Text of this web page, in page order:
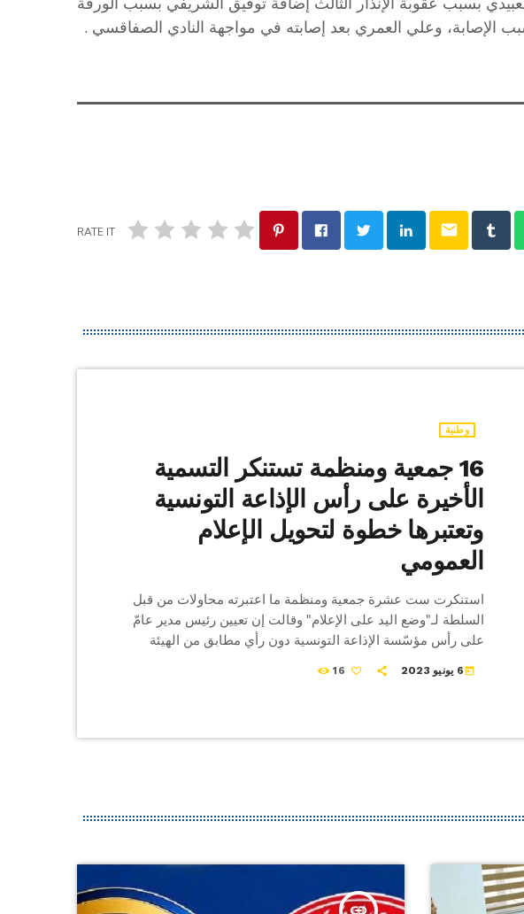
الإصابة، وعلي العمري بعد إصابته في مواجهة النادي الصفاقسي .
email
RATE IT
وطنية
16 جمعية ومنظمة تستنكر التسمية
الأخيرة على رأس الإذاعة التونسية
وتعتبرها خطوة لتحويل الإعلام
العمومي
استنكرت ست عشرة جمعية ومنظمة ما اعتبرته محاولات من قبل
السلطة لـ"وضع اليد على الإعلام" وقالت إن تعيين رئيس مدير عامّ
على رأس مؤسّسة الإذاعة التونسية دون رأي مطابق من الهيئة
خطيرة وخطوة في اتّجاه تحويل الإعلام العمومي إلى إعلام
نشرته اليوم الثلاثاء، التسمية الأخيرة […]
today6 يونيو 2023 16